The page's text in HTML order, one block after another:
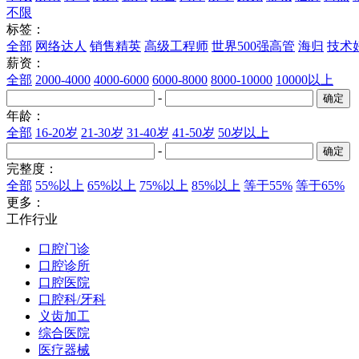
不限
标签：
全部 网络达人 销售精英 高级工程师 世界500强高管 海归 技术
薪资：
全部 2000-4000 4000-6000 6000-8000 8000-10000 10000以上
-
年龄：
全部 16-20岁 21-30岁 31-40岁 41-50岁 50岁以上
-
完整度：
全部 55%以上 65%以上 75%以上 85%以上 等于55% 等于65%
更多：
工作行业
口腔门诊
口腔诊所
口腔医院
口腔科/牙科
义齿加工
综合医院
医疗器械